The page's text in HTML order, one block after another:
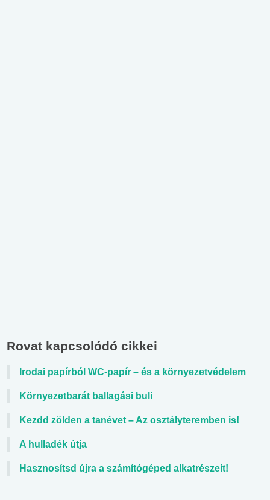
Rovat kapcsolódó cikkei
Irodai papírból WC-papír – és a környezetvédelem
Környezetbarát ballagási buli
Kezdd zölden a tanévet – Az osztályteremben is!
A hulladék útja
Hasznosítsd újra a számítógéped alkatrészeit!